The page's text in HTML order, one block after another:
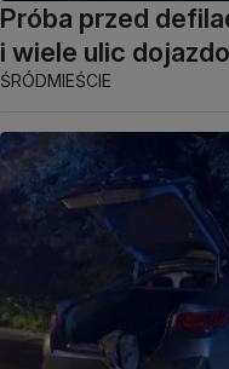
Próba przed
i wiele ulic
ŚRÓDMIEŚCIE